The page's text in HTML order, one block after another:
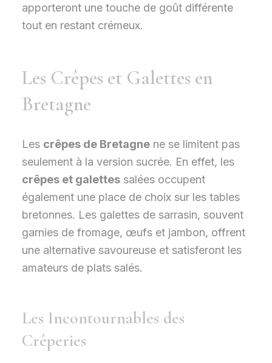
apporteront une touche de goût différente
tout en restant crémeux.
Les Crêpes et Galettes en
Bretagne
Les crêpes de Bretagnene se limitent pas
seulement à la version sucrée. En effet, les
crêpes et galettessalées occupent
également une place de choix sur les tables
bretonnes. Les galettes de sarrasin, souvent
garnies de fromage, œufs et jambon, offrent
une alternative savoureuse et satisferont les
amateurs de plats salés.
Les Incontournables des
Crêperies